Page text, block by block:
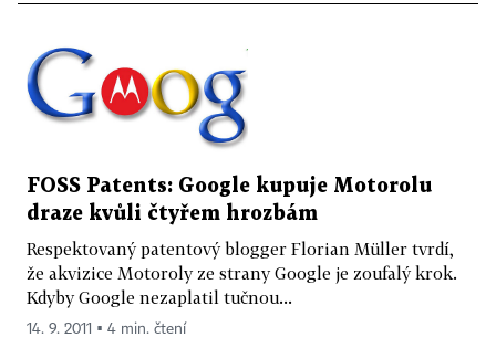
FOSS Patents: Google kupuje Motorolu
draze kvůli čtyřem hrozbám
Respektovaný patentový blogger Florian Müller tvrdí,
že akvizice Motoroly ze strany Google je zoufalý krok.
Kdyby Google nezaplatil tučnou...
14. 9. 2011 ▪ 4 min. čtení